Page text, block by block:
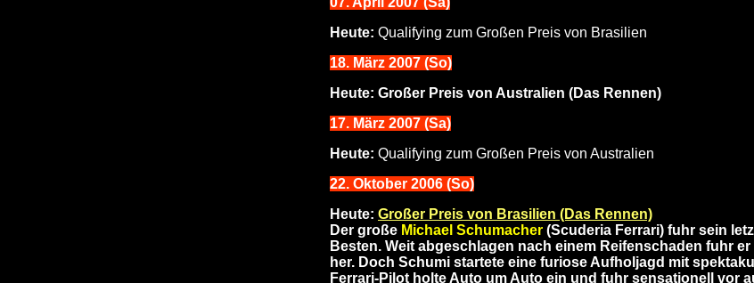
Heute: Qualifying zum Großen Preis von Brasilien
18. März 2007 (So)
Heute: Großer Preis von Australien (Das Rennen)
17. März 2007 (Sa)
Heute: Qualifying zum Großen Preis von Australien
22. Oktober 2006 (So)
Heute: Großer Preis von Brasilien (Das Rennen)
Der große Michael Schumacher (Scuderia Ferrari) fuhr sein
Besten. Weit abgeschlagen nach einem Reifenschaden fuhr
her. Doch Schumi startete eine furiose Aufholjagd mit
Ferrari-Pilot holte Auto um Auto ein und fuhr sensationell vor